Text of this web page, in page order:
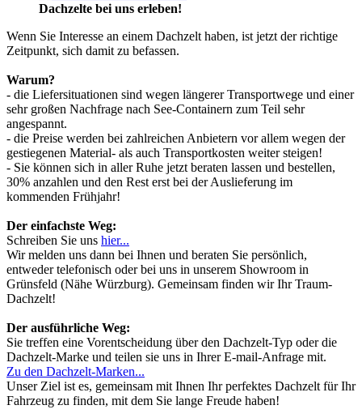
Dachzelte bei uns erleben!
Wenn Sie Interesse an einem Dachzelt haben, ist jetzt der richtige
Zeitpunkt, sich damit zu befassen.
Warum?
- die Liefersituationen sind wegen längerer Transportwege und einer
sehr großen Nachfrage nach See-Containern zum Teil sehr
angespannt.
- die Preise werden bei zahlreichen Anbietern vor allem wegen der
gestiegenen Material- als auch Transportkosten weiter steigen!
- Sie können sich in aller Ruhe jetzt beraten lassen und bestellen,
30% anzahlen und den Rest erst bei der Auslieferung im
kommenden Frühjahr!
Der einfachste Weg:
Schreiben Sie uns hier...
Wir melden uns dann bei Ihnen und beraten Sie persönlich,
entweder telefonisch oder bei uns in unserem Showroom in
Grünsfeld (Nähe Würzburg). Gemeinsam finden wir Ihr Traum-
Dachzelt!
Der ausführliche Weg:
Sie treffen eine Vorentscheidung über den Dachzelt-Typ oder die
Dachzelt-Marke und teilen sie uns in Ihrer E-mail-Anfrage mit.
Zu den Dachzelt-Marken...
Unser Ziel ist es, gemeinsam mit Ihnen Ihr perfektes Dachzelt für Ihr
Fahrzeug zu finden, mit dem Sie lange Freude haben!